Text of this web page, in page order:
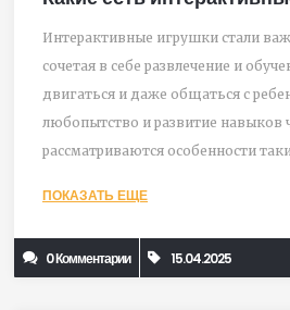
Интерактивные игрушки стали
сочетая в себе развлечение и
двигаться и даже общаться с
любопытство и развитие навыков
рассматриваются особенности
дети в 2025 году.
ПОКАЗАТЬ ЕЩЕ
0 Комментарии 15.04.2025